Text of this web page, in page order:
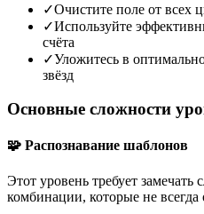
✓Очистите поле от всех
✓Используйте
счёта
✓Уложитесь в
звёзд
Основные сложности
🧩 Распознавание шаблонов
Этот уровень требует
комбинации, которые не всегда